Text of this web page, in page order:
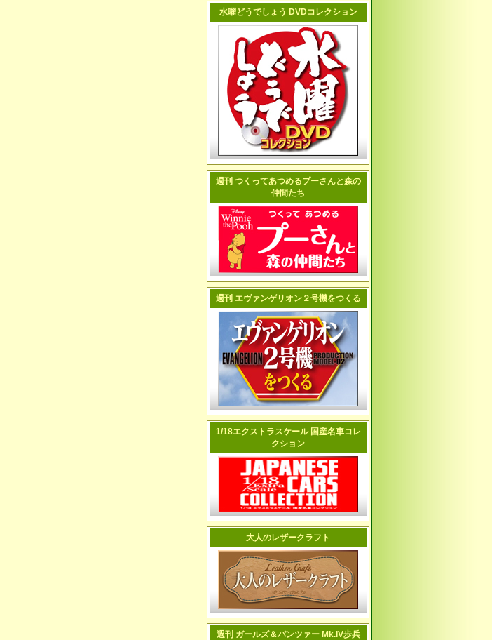
水曜どうでしょう DVDコレクション
週刊 つくってあつめるプーさんと森の
仲間たち
週刊 エヴァンゲリオン２号機をつくる
1/18エクストラスケール 国産名車コレ
クション
大人のレザークラフト
週刊 ガールズ＆パンツァー Mk.IV歩兵